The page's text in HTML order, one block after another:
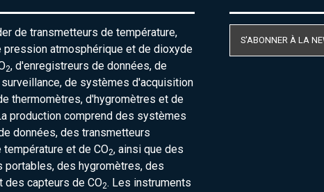
de transmetteurs de température,
pression atmosphérique et de dioxyde
2, d'enregistreurs de données, de
de systèmes d'acquisition
thermomètres, d'hygromètres et de
production comprend des systèmes
données, des transmetteurs
température et de CO2, ainsi que des
portables, des hygromètres, des
des capteurs de CO2. Les instruments
S'ABONNER À LA